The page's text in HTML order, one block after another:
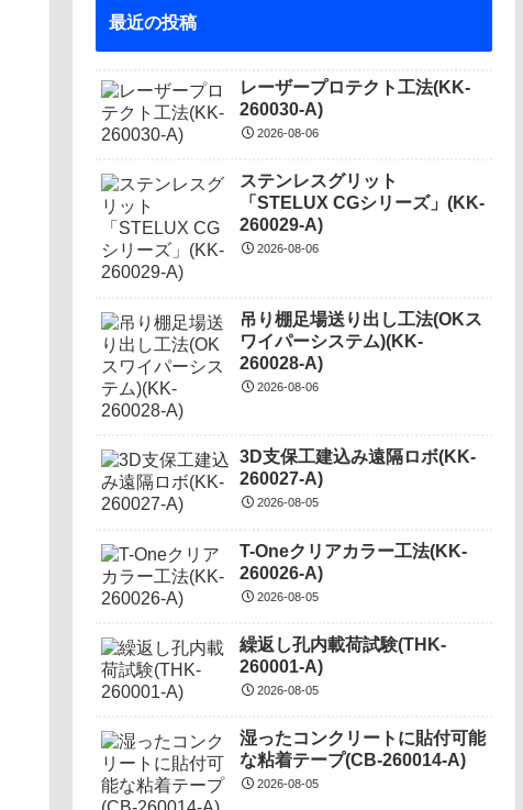
最近の投稿
レーザープロテクト⼯法(KK-
260030-A)
2026-08-06
ステンレスグリット
「STELUX CGシリーズ」(KK-
260029-A)
2026-08-06
吊り棚足場送り出し工法(OKス
ワイパーシステム)(KK-
260028-A)
2026-08-06
3D支保工建込み遠隔ロボ(KK-
260027-A)
2026-08-05
T-Oneクリアカラー工法(KK-
260026-A)
2026-08-05
繰返し孔内載荷試験(THK-
260001-A)
2026-08-05
湿ったコンクリートに貼付可能
な粘着テープ(CB-260014-A)
2026-08-05